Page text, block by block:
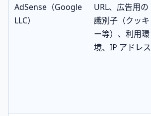
AdSense（Google
LLC）
URL、広告用の
識別子（クッキ
ー等）、利用環
境、IP アドレス